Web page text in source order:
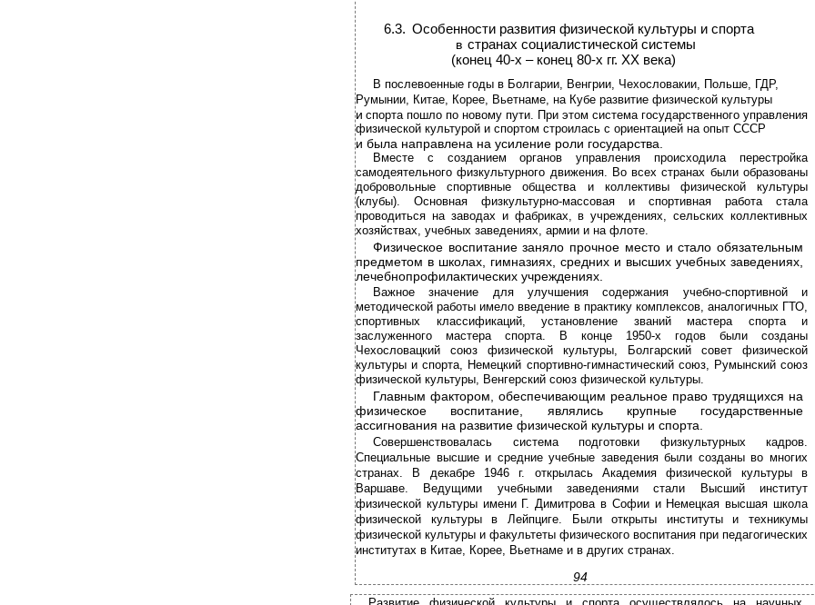
6.3. Особенности развития физической культуры и спорта
в странах социалистической системы
(конец 40-х – конец 80-х гг. XX века)
В послевоенные годы в Болгарии, Венгрии, Чехословакии, Польше, ГДР,
Румынии, Китае, Корее, Вьетнаме, на Кубе развитие физической культуры
и спорта пошло по новому пути. При этом система государственного управления
физической культурой и спортом строилась с ориентацией на опыт СССР
и была направлена на усиление роли государства.
Вместе с созданием органов управления происходила перестройка
самодеятельного физкультурного движения. Во всех странах были образованы
добровольные спортивные общества и коллективы физической культуры
(клубы). Основная физкультурно-массовая и спортивная работа стала
проводиться на заводах и фабриках, в учреждениях, сельских коллективных
хозяйствах, учебных заведениях, армии и на флоте.
Физическое воспитание заняло прочное место и стало обязательным
предметом в школах, гимназиях, средних и высших учебных заведениях,
лечебнопрофилактических учреждениях.
Важное значение для улучшения содержания учебно-спортивной и
методической работы имело введение в практику комплексов, аналогичных ГТО,
спортивных классификаций, установление званий мастера спорта и
заслуженного мастера спорта. В конце 1950-х годов были созданы
Чехословацкий союз физической культуры, Болгарский совет физической
культуры и спорта, Немецкий спортивно-гимнастический союз, Румынский союз
физической культуры, Венгерский союз физической культуры.
Главным фактором, обеспечивающим реальное право трудящихся на
физическое воспитание, являлись крупные государственные
ассигнования на развитие физической культуры и спорта.
Совершенствовалась система подготовки физкультурных кадров.
Специальные высшие и средние учебные заведения были созданы во многих
странах. В декабре 1946 г. открылась Академия физической культуры в
Варшаве. Ведущими учебными заведениями стали Высший институт
физической культуры имени Г. Димитрова в Софии и Немецкая высшая школа
физической культуры в Лейпциге. Были открыты институты и техникумы
физической культуры и факультеты физического воспитания при педагогических
институтах в Китае, Корее, Вьетнаме и в других странах.
94